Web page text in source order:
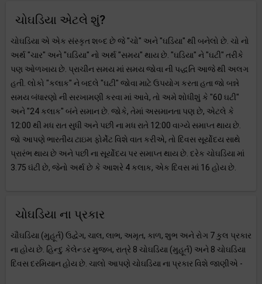
ચોઘડિયા એટલે શું?
ચોઘડિયા એ એક સંસ્કૃત શબ્દ છે જે "ચો" અને "ઘડિયા" થી બનેલો છે. ચો નો
અર્થ "ચાર" અને "ઘડિયા" નો અર્થ "સમય" થાય છે. "ઘડિયા" ને "ઘટી" તરીકે
પણ ઓળખાય છે. પ્રાચીન સમય માં સમય જોવા ની પદ્ધતિ આજે થી અલગ
હતી. લોકો "કલાક" ને બદલે "ઘટી" જોવા માટે ઉપયોગ કરતા હતા જો બન્ને
સમય બંધારણો ની સરખામણી કરવા માં આવે, તો અમે શોધીશું કે "60 ઘટી"
અને "24 કલાક" બંને સમાન છે. જોકે, તેમાં અસમાનતા પણ છે, એટલે કે
12:00 થી મધ રાત સુધી અને પછી ના મધ રાતે 12:00 વાગ્યે સમાપ્ત થાય છે.
જો આપણે ભારતીય ટાઇમ ફોર્મેટ વિશે વાત કરીએ, તો દિવસ સૂર્યોદય સાથે
પ્રારંભ થાય છે અને પછી ના સૂર્યોદય પર સમાપ્ત થાય છે. દરેક ચોઘડિયા માં
3.75 ઘંટી છે, જેનો અર્થ છે કે આશરે 4 કલાક, એક દિવસ માં 16 હોય છે.
ચોઘડિયા ના પ્રકાર
ચૌઘડિયા (મુહૂર્ત) ઉદ્વેગ, ચાલ, લાભ, અમૃત, કાળ, શુભ અને રોગ 7 કુલ પ્રકાર
ના હોય છે. હિન્દુ કેલેન્ડર મુજબ, રાત્રે 8 ચોઘડિયા (મુહૂર્ત) અને 8 ચોઘડિયા
દિવસ દરમિયાન હોય છે. ચાલો આપણે ચોઘડિયા ના પ્રકાર વિશે જાણીએ -